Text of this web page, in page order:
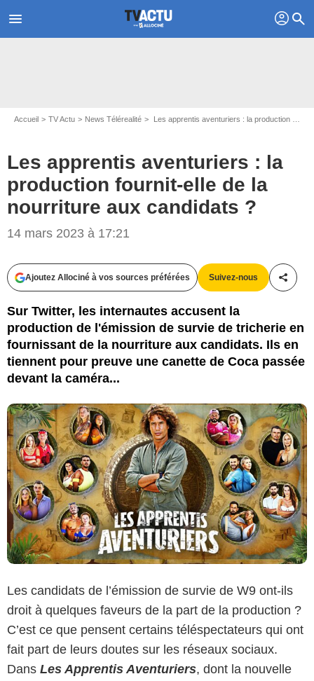
menu profil search
Accueil TV Actu News Télérealité Les apprentis aventuriers : la production fournit-elle de la nourriture aux candidats ?
Les apprentis aventuriers : la
production fournit-elle de la
nourriture aux candidats ?
14 mars 2023 à 17:21
Ajoutez Allociné à vos sources préférées Suivez-nous
Sur Twitter, les internautes accusent la
production de l'émission de survie de tricherie en
fournissant de la nourriture aux candidats. Ils en
tiennent pour preuve une canette de Coca passée
devant la caméra...
Les candidats de l’émission de survie de W9 ont-ils
droit à quelques faveurs de la part de la production ?
C’est ce que pensent certains téléspectateurs qui ont
fait part de leurs doutes sur les réseaux sociaux.
Dans Les Apprentis Aventuriers, dont la nouvelle